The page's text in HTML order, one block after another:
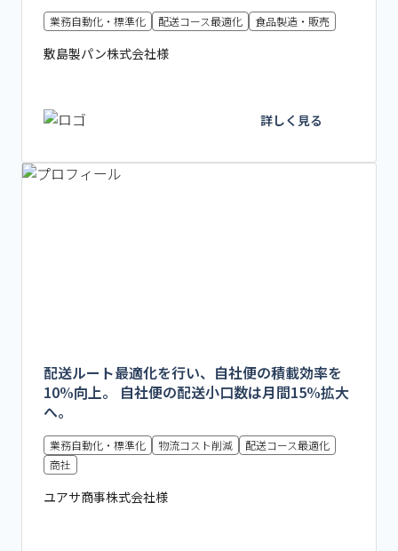
業務自動化・標準化 配送コース最適化 食品製造・販売
敷島製パン株式会社様
詳しく見る
配送ルート最適化を行い、自社便の積載効率を
10%向上。 自社便の配送小口数は月間15%拡大
へ。
業務自動化・標準化 物流コスト削減
配送コース最適化
商社
ユアサ商事株式会社様